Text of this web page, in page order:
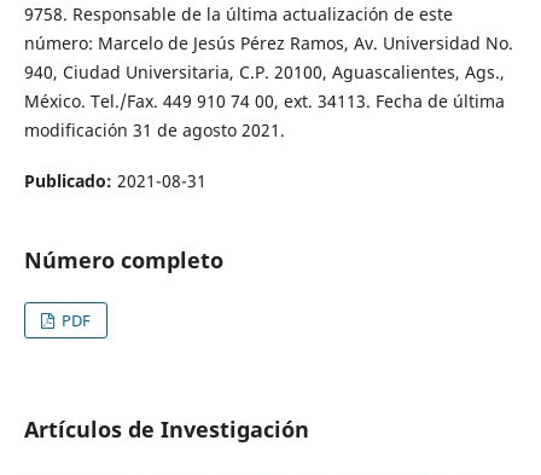
9758. Responsable de la última actualización de este
número: Marcelo de Jesús Pérez Ramos, Av. Universidad No.
940, Ciudad Universitaria, C.P. 20100, Aguascalientes, Ags.,
México. Tel./Fax. 449 910 74 00, ext. 34113. Fecha de última
modificación 31 de agosto 2021.
Publicado: 2021-08-31
Número completo
PDF
Artículos de Investigación